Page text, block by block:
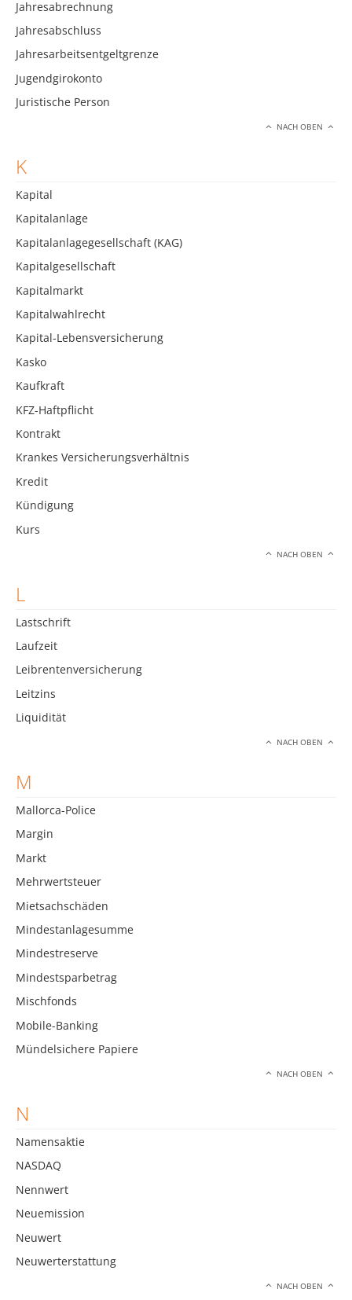
Jahresabrechnung
Jahresabschluss
Jahresarbeitsentgeltgrenze
Jugendgirokonto
Juristische Person
NACH OBEN
K
Kapital
Kapitalanlage
Kapitalanlagegesellschaft (KAG)
Kapitalgesellschaft
Kapitalmarkt
Kapitalwahlrecht
Kapital-Lebensversicherung
Kasko
Kaufkraft
KFZ-Haftpflicht
Kontrakt
Krankes Versicherungsverhältnis
Kredit
Kündigung
Kurs
NACH OBEN
L
Lastschrift
Laufzeit
Leibrentenversicherung
Leitzins
Liquidität
NACH OBEN
M
Mallorca-Police
Margin
Markt
Mehrwertsteuer
Mietsachschäden
Mindestanlagesumme
Mindestreserve
Mindestsparbetrag
Mischfonds
Mobile-Banking
Mündelsichere Papiere
NACH OBEN
N
Namensaktie
NASDAQ
Nennwert
Neuemission
Neuwert
Neuwerterstattung
NACH OBEN